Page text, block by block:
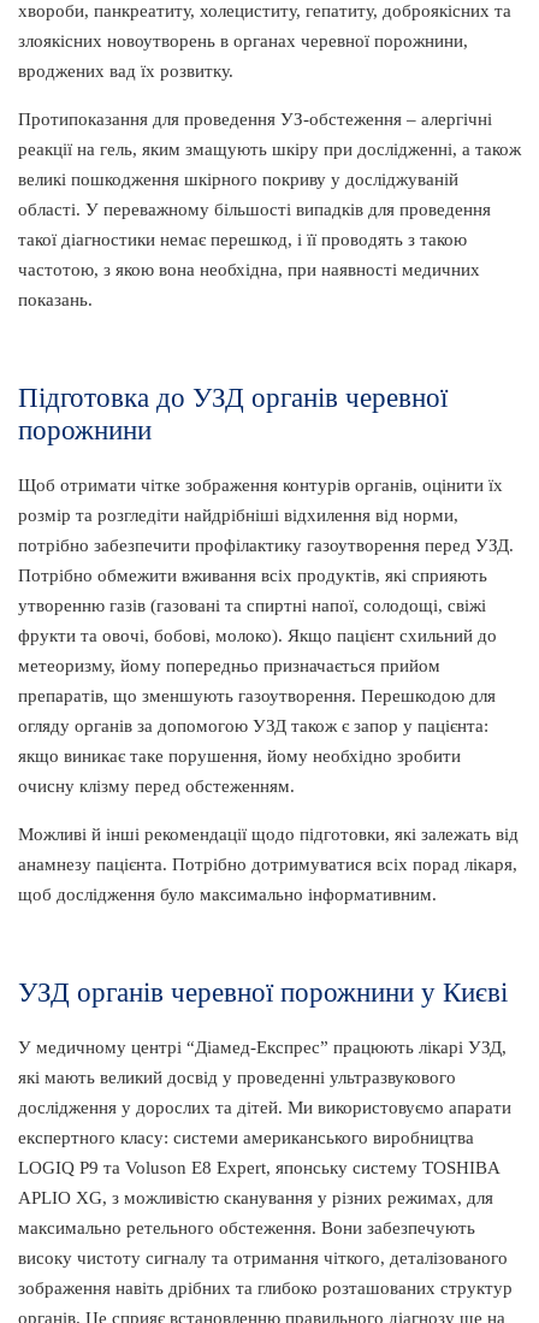
хвороби, панкреатиту, холециститу, гепатиту, доброякісних та
злоякісних новоутворень в органах черевної порожнини,
вроджених вад їх розвитку.
Протипоказання для проведення УЗ-обстеження – алергічні
реакції на гель, яким змащують шкіру при дослідженні, а також
великі пошкодження шкірного покриву у досліджуваній
області. У переважному більшості випадків для проведення
такої діагностики немає перешкод, і її проводять з такою
частотою, з якою вона необхідна, при наявності медичних
показань.
Підготовка до УЗД органів черевної
порожнини
Щоб отримати чітке зображення контурів органів, оцінити їх
розмір та розгледіти найдрібніші відхилення від норми,
потрібно забезпечити профілактику газоутворення перед УЗД.
Потрібно обмежити вживання всіх продуктів, які сприяють
утворенню газів (газовані та спиртні напої, солодощі, свіжі
фрукти та овочі, бобові, молоко). Якщо пацієнт схильний до
метеоризму, йому попередньо призначається прийом
препаратів, що зменшують газоутворення. Перешкодою для
огляду органів за допомогою УЗД також є запор у пацієнта:
якщо виникає таке порушення, йому необхідно зробити
очисну клізму перед обстеженням.
Можливі й інші рекомендації щодо підготовки, які залежать від
анамнезу пацієнта. Потрібно дотримуватися всіх порад лікаря,
щоб дослідження було максимально інформативним.
УЗД органів черевної порожнини у Києві
У медичному центрі “Діамед-Експрес” працюють лікарі УЗД,
які мають великий досвід у проведенні ультразвукового
дослідження у дорослих та дітей. Ми використовуємо апарати
експертного класу: системи американського виробництва
LOGIQ P9 та Voluson E8 Expert, японську систему TOSHIBA
APLIO XG, з можливістю сканування у різних режимах, для
максимально ретельного обстеження. Вони забезпечують
високу чистоту сигналу та отримання чіткого, деталізованого
зображення навіть дрібних та глибоко розташованих структур
органів. Це сприяє встановленню правильного діагнозу ще на